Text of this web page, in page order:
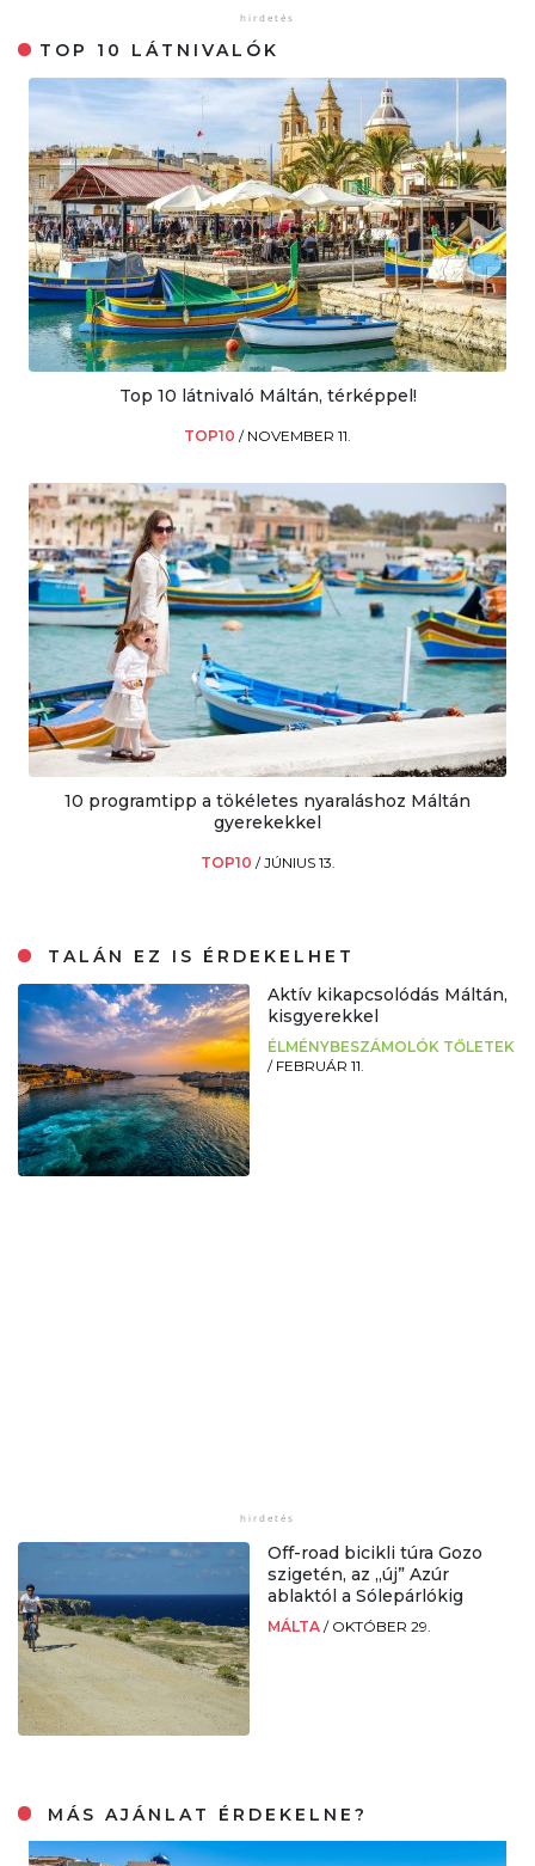
TOP 10 LÁTNIVALÓK
Top 10 látnivaló Máltán, térképpel!
TOP10 / NOVEMBER 11.
10 programtipp a tökéletes nyaraláshoz Máltán
gyerekekkel
TOP10 /JÚNIUS 13.
TALÁN EZ IS ÉRDEKELHET
Aktív kikapcsolódás Máltán,
kisgyerekkel
ÉLMÉNYBESZÁMOLÓK TŐLETEK
/ FEBRUÁR 11.
Off-road bicikli túra Gozo
szigetén, az „új” Azúr
ablaktól a Sólepárlókig
MÁLTA / OKTÓBER 29.
MÁS AJÁNLAT ÉRDEKELNE?